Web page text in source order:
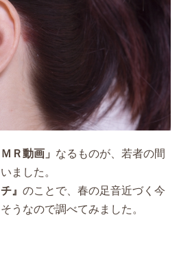
Ｒ動画」 なるものが、若者の間
ました。
』 のことで、春の足音近づく今
うなので調べてみました。